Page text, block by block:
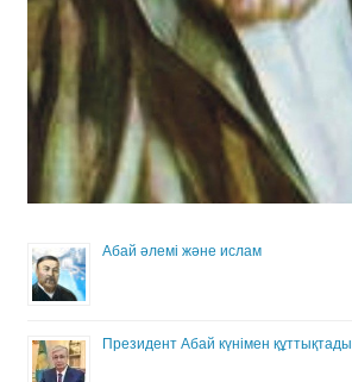
Абай әлемі және ислам
Президент Абай күнімен құттықтады